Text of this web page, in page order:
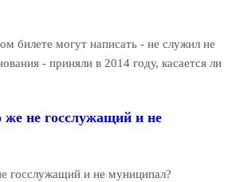
билете могут написать - не служил не
- приняли в 2014 году, касается ли
же не госслужащий и не
госслужащий и не муниципал?